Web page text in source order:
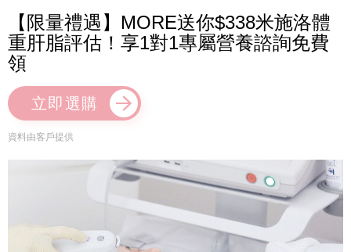
【限量禮遇】MORE送你$338米施洛體
重肝脂評估！享1對1專屬營養諮詢免費
領
立即選購
資料由客戶提供